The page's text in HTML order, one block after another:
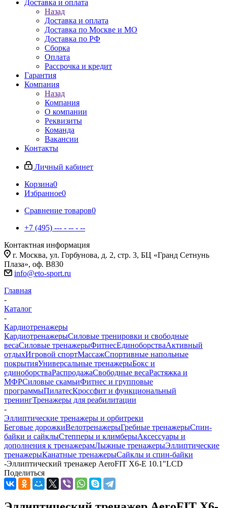
Доставка и оплата
Назад
Доставка и оплата
Доставка по Москве и МО
Доставка по РФ
Сборка
Оплата
Рассрочка и кредит
Гарантия
Компания
Назад
Компания
О компании
Реквизиты
Команда
Вакансии
Контакты
Личный кабинет
Корзина0
Избранное0
Сравнение товаров0
+7 (495) --- - -- - --
Контактная информация
г. Москва, ул. Горбунова, д. 2, стр. 3, БЦ «Гранд Сетнунь
Плаза», оф. В830
info@eto-sport.ru
Главная
-
Каталог
-
Кардиотренажеры
КардиотренажерыСиловые тренировки и свободные
весаСиловые тренажерыФитнесЕдиноборстваАктивный
отдыхИгровой спортМассажСпортивные напольные
покрытияУниверсальные тренажерыБокс и
единоборстваРаспродажаСвободные весаРастяжка и
МФРСиловые скамьиФитнес и групповые
программыПилатесКроссфит и функциональный
тренингТренажеры для реабилитации
-
Эллиптические тренажеры и орбитреки
Беговые дорожкиВелотренажерыГребные тренажерыСпин-
байки и сайклыСтепперы и климберыАксессуары и
дополнения к тренажерамЛыжные тренажерыЭллиптические
тренажерыКанатные тренажерыСайклы и спин-байки
-Эллиптический тренажер AeroFIT X6-E 10.1"LCD
Поделиться